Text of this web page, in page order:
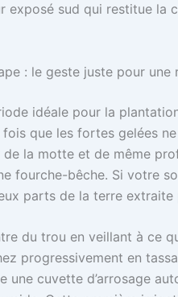
exposé sud qui restitue la
: le geste juste pour une
idéale pour la
que les fortes gelées
de la motte et de même
fourche-bêche. Si votre
parts de la terre
du trou en veillant à ce
progressivement en
une cuvette d’arrosage